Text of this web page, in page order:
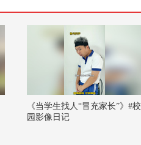
《当学生找人“冒充家长”》#校
园影像日记